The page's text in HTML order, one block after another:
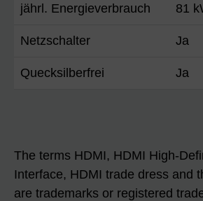
jährl. Energieverbrauch 81
Netzschalter Ja
Quecksilberfrei Ja
The terms HDMI, HDMI High-
Interface, HDMI trade dress and
are trademarks or registered